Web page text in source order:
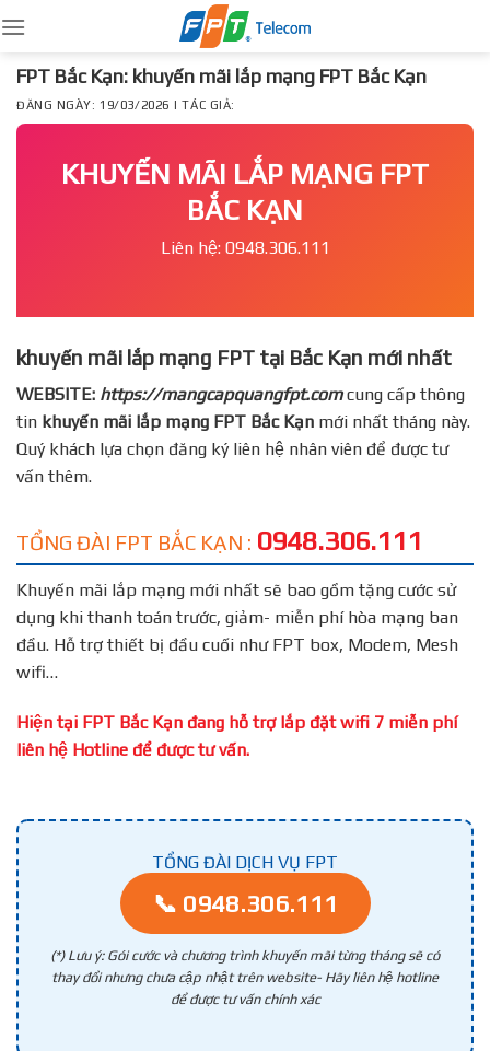
to
content
FPT Bắc Kạn: khuyến mãi lắp mạng FPT Bắc Kạn
ĐĂNG NGÀY: 19/03/2026 | TÁC GIẢ:
KHUYẾN MÃI LẮP MẠNG FPT
BẮC KẠN
Liên hệ: 0948.306.111
khuyến mãi lắp mạng FPT tại Bắc Kạn mới nhất
WEBSITE: https://mangcapquangfpt.comcung cấp thông
tin khuyến mãi lắp mạng FPT Bắc Kạn mới nhất tháng này.
Quý khách lựa chọn đăng ký liên hệ nhân viên để được tư
vấn thêm.
TỔNG ĐÀI FPT BẮC KẠN : 0948.306.111
Khuyến mãi lắp mạng mới nhất sẽ bao gồm tặng cước sử
dụng khi thanh toán trước, giảm- miễn phí hòa mạng ban
đầu. Hỗ trợ thiết bị đầu cuối như FPT box, Modem, Mesh
wifi…
Hiện tại FPT Bắc Kạn đang hỗ trợ lắp đặt wifi 7 miễn phí
liên hệ Hotline để được tư vấn.
TỔNG ĐÀI DỊCH VỤ FPT
📞 0948.306.111
(*) Lưu ý: Gói cước và chương trình khuyến mãi từng tháng sẽ có
thay đổi nhưng chưa cập nhật trên website- Hãy liên hệ hotline
để được tư vấn chính xác